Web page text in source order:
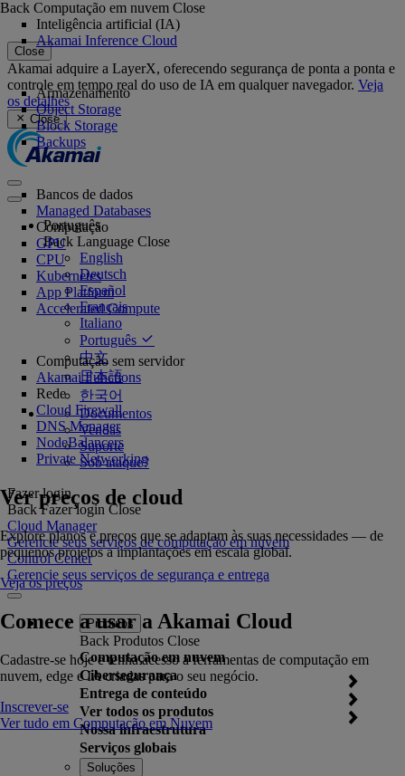
Close
Akamai adquire a LayerX, oferecendo segurança de ponta a ponta e
controle em tempo real do uso de IA em qualquer navegador. Veja
os detalhes
Close
Português
Back Language Close
English
Deutsch
Español
Français
Italiano
Português
中文
日本語
한국어
Documentos
Vendas
Suporte
Sob ataque?
Fazer login
Back Fazer login Close
Cloud Manager
Gerencie seus serviços de computação em nuvem
Control Center
Gerencie seus serviços de segurança e entrega
Produtos
Back Produtos Close
Computação em nuvem
Cibersegurança
Entrega de conteúdo
Ver todos os produtos
Nossa infraestrutura
Serviços globais
Back Computação em nuvem Close
Inteligência artificial (IA)
Akamai Inference Cloud
Armazenamento
Object Storage
Block Storage
Backups
Bancos de dados
Managed Databases
Computação
GPU
CPU
Kubernetes
App Platform
Accelerated Compute
Computação sem servidor
Akamai Functions
Rede
Cloud Firewall
DNS Manager
NodeBalancers
Private Networking
Ver preços de cloud
Explore planos e preços que se adaptam às suas necessidades — de
pequenos projetos a implantações em escala global.
Veja os preços
Comece a usar a Akamai Cloud
Cadastre-se hoje e tenha acesso a ferramentas de computação em
nuvem, edge e IA criadas para o seu negócio.
Inscrever-se
Ver tudo em Computação em Nuvem
Soluções